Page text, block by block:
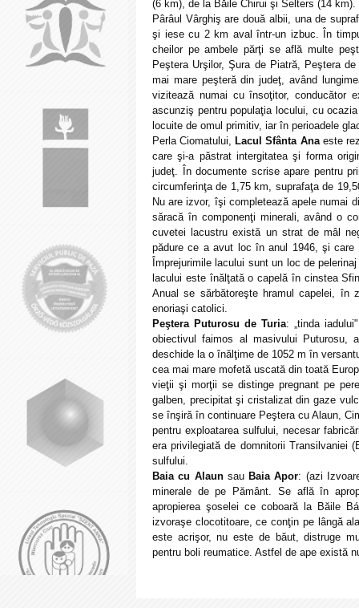
(6 km), de la Băile Chirui şi Selters (14 km).
Pârâul Vârghiş are două albii, una de
şi iese cu 2 km aval într-un izbuc. În
cheilor pe ambele părţi se află multe
Peştera Urşilor, Şura de Piatră, Peştera
mai mare peşteră din judeţ, având
vizitează numai cu însoţitor, conducător
ascunziş pentru populaţia locului, cu
locuite de omul primitiv, iar în perioadele
Perla Ciomatului, Lacul Sfânta Anaeste
care şi-a păstrat intergitatea şi forma
judeţ. În documente scrise apare pentru
circumferinţa de 1,75 km, suprafaţa de
Nu are izvor, îşi completează apele numai
săracă în componenţi minerali, având o
cuvetei lacustru există un strat de mâl
pădure ce a avut loc în anul 1946, şi
Împrejurimile lacului sunt un loc de
lacului este înălţată o capelă în cinstea
Anual se sărbătoreşte hramul capelei, în
enoriaşi catolici.
Peştera Puturosu de Turia: „tinda
obiectivul faimos al masivului Puturosu,
deschide la o înălţime de 1052 m în
cea mai mare mofetă uscată din toată
vieţii şi morţii se distinge pregnant pe
galben, precipitat şi cristalizat din gaze
se înşiră în continuare Peştera cu Alaun,
pentru exploatarea sulfului, necesar
era privilegiată de domnitorii Transilvaniei
sulfului.
Baia cu Alaunsau Baia Apor: (azi
minerale de pe Pământ. Se află în
apropierea şoselei ce coboară la Băile
izvoraşe clocotitoare, ce conţin pe lângă
este acrişor, nu este de băut, distruge
pentru boli reumatice. Astfel de ape există